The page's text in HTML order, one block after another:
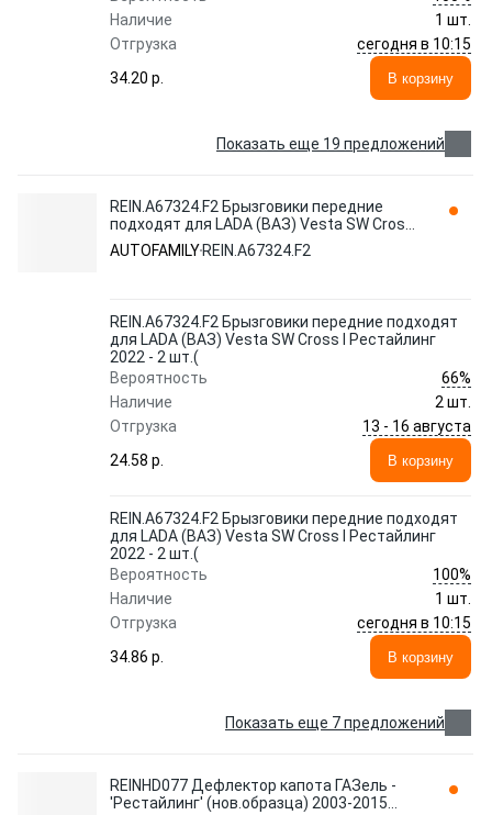
Наличие
1 шт.
Отгрузка
сегодня в 10:15
34.20 p.
В корзину
Показать еще 19 предложений
REIN.A67324.F2 Брызговики передние
подходят для LADA (ВАЗ) Vesta SW Cross
I Рестайлинг 2022 - 2 шт.( AUTOFAMILY
AUTOFAMILY REIN.A67324.F2
REIN.A67324.F2 Брызговики передние подходят
для LADA (ВАЗ) Vesta SW Cross I Рестайлинг
2022 - 2 шт.(
Вероятность
66%
Наличие
2 шт.
Отгрузка
13 - 16 августа
24.58 p.
В корзину
REIN.A67324.F2 Брызговики передние подходят
для LADA (ВАЗ) Vesta SW Cross I Рестайлинг
2022 - 2 шт.(
Вероятность
100%
Наличие
1 шт.
Отгрузка
сегодня в 10:15
34.86 p.
В корзину
Показать еще 7 предложений
REINHD077 Дефлектор капота ГАЗель -
'Рестайлинг' (нов.образца) 2003-2015